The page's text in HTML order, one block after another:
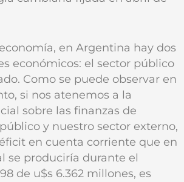
en Argentina hay dos
económicos: el sector público
Como se puede observar en
si nos atenemos a la
sobre las finanzas de
y nuestro sector externo,
en cuenta corriente que en
se produciría durante el
de u$s 6.362 millones, es